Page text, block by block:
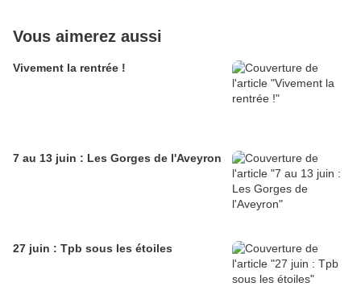
Vous aimerez aussi
Vivement la rentrée !
7 au 13 juin : Les Gorges de l'Aveyron
27 juin : Tpb sous les étoiles